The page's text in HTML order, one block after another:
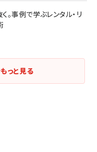
。事例で学ぶレンタル・リ
っと見る